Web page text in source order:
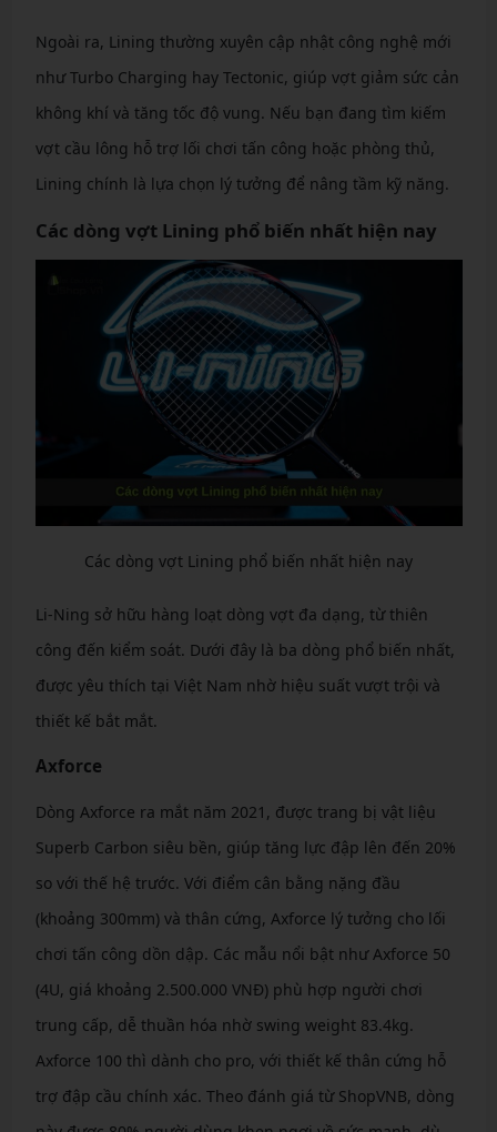
Ngoài ra, Lining thường xuyên cập nhật công nghệ mới
như Turbo Charging hay Tectonic, giúp vợt giảm sức cản
không khí và tăng tốc độ vung. Nếu bạn đang tìm kiếm
vợt cầu lông hỗ trợ lối chơi tấn công hoặc phòng thủ,
Lining chính là lựa chọn lý tưởng để nâng tầm kỹ năng.
Các dòng vợt Lining phổ biến nhất hiện nay
Các dòng vợt Lining phổ biến nhất hiện nay
Li-Ning sở hữu hàng loạt dòng vợt đa dạng, từ thiên
công đến kiểm soát. Dưới đây là ba dòng phổ biến nhất,
được yêu thích tại Việt Nam nhờ hiệu suất vượt trội và
thiết kế bắt mắt.
Axforce
Dòng Axforce ra mắt năm 2021, được trang bị vật liệu
Superb Carbon siêu bền, giúp tăng lực đập lên đến 20%
so với thế hệ trước. Với điểm cân bằng nặng đầu
(khoảng 300mm) và thân cứng, Axforce lý tưởng cho lối
chơi tấn công dồn dập. Các mẫu nổi bật như Axforce 50
(4U, giá khoảng 2.500.000 VNĐ) phù hợp người chơi
trung cấp, dễ thuần hóa nhờ swing weight 83.4kg.
Axforce 100 thì dành cho pro, với thiết kế thân cứng hỗ
trợ đập cầu chính xác. Theo đánh giá từ ShopVNB, dòng